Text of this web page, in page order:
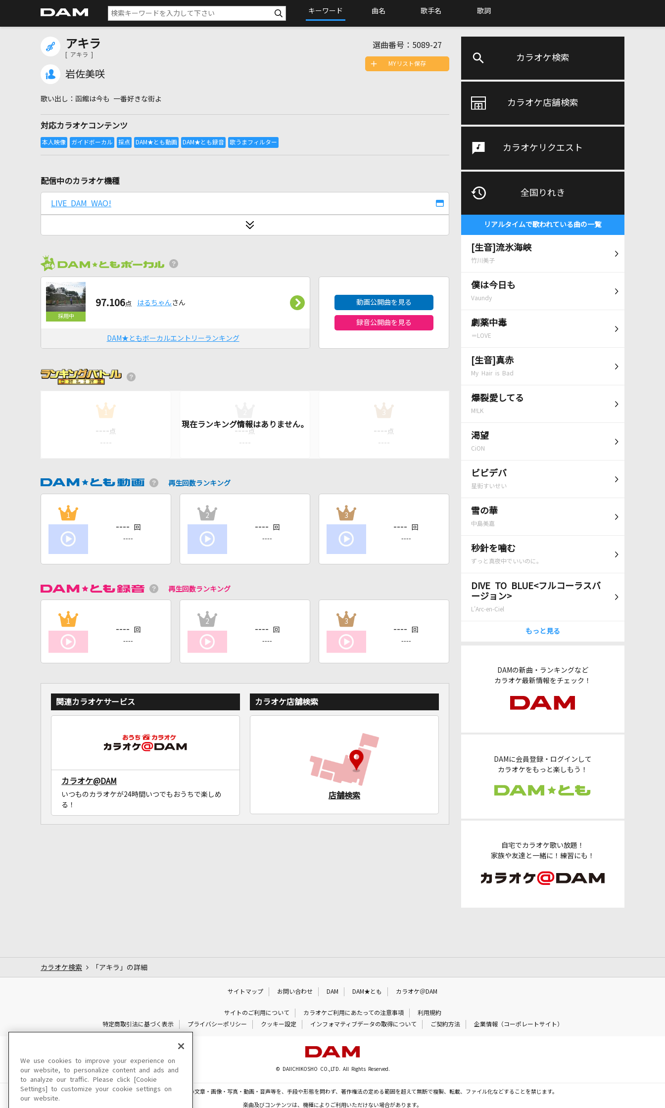
キーワード 曲名 歌手名 歌詞
カラオケ検索
カラオケ店舗検索
カラオケリクエスト
全国りれき
リアルタイムで歌われている曲の一覧
[生音]流氷海峡
竹川美子
僕は今日も
Vaundy
劇薬中毒
＝LOVE
[生音]真赤
My Hair is Bad
爆裂愛してる
M!LK
渇望
CiON
ビビデバ
星街すいせい
雪の華
中島美嘉
秒針を噛む
ずっと真夜中でいいのに。
DIVE TO BLUE<フルコーラスバ
ージョン>
L'Arc-en-Ciel
もっと見る
DAMの新曲・ランキングなど
カラオケ最新情報をチェック！
DAMに会員登録・ログインして
カラオケをもっと楽しもう！
自宅でカラオケ歌い放題！
家族や友達と一緒に！練習にも！
アキラ
[ アキラ ]
岩佐美咲
選曲番号： 5089-27
函館は今も 一番好きな街よ
対応カラオケコンテンツ
MYリスト保存
配信中のカラオケ機種
LIVE DAM WAO!
97.106点 はるちゃん さん
DAM★ともボーカルエントリーランキング
動画公開曲を見る
録音公開曲を見る
1
---- 点
----
---- 点
----
3
---- 点
----
再生回数ランキング
1
---- 回
----
2
---- 回
----
3
---- 回
----
再生回数ランキング
1
---- 回
----
2
---- 回
----
3
---- 回
----
関連カラオケサービス
カラオケ@DAM
いつものカラオケが24時間いつでもおうちで楽しめ
る！
カラオケ店舗検索
店舗検索
カラオケ検索 「アキラ」の詳細
サイトマップ お問い合わせ DAM DAM★とも カラオケ＠DAM
サイトのご利用について カラオケご利用にあたっての注意事項
利用規約
特定商取引法に基づく表示
プライバシーポリシー クッキー設定 インフォマティブデータの取得について ご契約方法 企業情報（コーポレートサイト）
© DAIICHIKOSHO CO.,LTD. All Rights Reserved.
このサイトに掲載されている一切の文章・画像・写真・動画・音声等を、手段や形態を問わず、著作権法の定める範囲を超えて無断で複製、転載、ファイル化などすることを禁じます。
楽曲及びコンテンツは、機種によりご利用いただけない場合があります。
We use cookies to improve your experience on
our website, to personalize content and ads and
to analyze our traffic. Please click [Cookie
Settings] to customize your cookie settings on
our website.